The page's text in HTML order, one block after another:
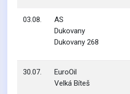
03.08.
AS
Dukovany
Dukovany 268
30.07.
EuroOil
Velká Bíteš